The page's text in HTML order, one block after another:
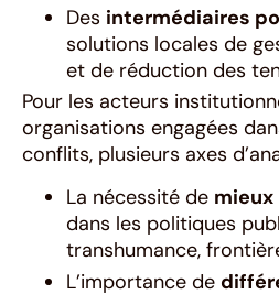
Des intermédiaires
solutions locales de
et de réduction des
Pour les acteurs
organisations engagées
conflits, plusieurs axes
La nécessité de
dans les politiques
transhumance,
L’importance de